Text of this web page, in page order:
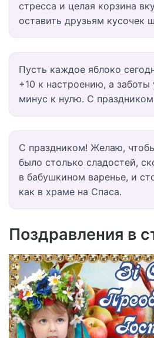
стресса и целая корзина
оставить друзьям кусочек
Пусть каждое яблоко
+10 к настроению, а заботы
минус к нулю. С
С праздником! Желаю,
было столько сладостей,
в бабушкином варенье, и
как в храме на Спаса.
Поздравления в